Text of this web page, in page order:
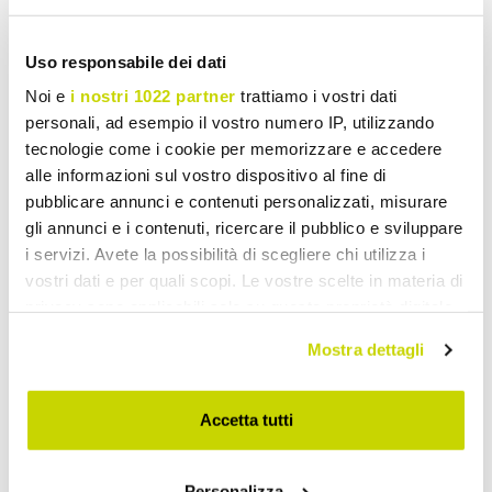
Uso responsabile dei dati
Noi e i nostri 1022 partner trattiamo i vostri dati
personali, ad esempio il vostro numero IP, utilizzando
tecnologie come i cookie per memorizzare e accedere
alle informazioni sul vostro dispositivo al fine di
pubblicare annunci e contenuti personalizzati, misurare
gli annunci e i contenuti, ricercare il pubblico e sviluppare
i servizi. Avete la possibilità di scegliere chi utilizza i
vostri dati e per quali scopi. Le vostre scelte in materia di
modificare o revocare il proprio consenso in qualsiasi
momento dalla Dichiarazione sui cookie o facendo clic
sull'icona di attivazione della privacy.
Mostra dettagli
Accetta tutti
Lămpi de Perete Vintage